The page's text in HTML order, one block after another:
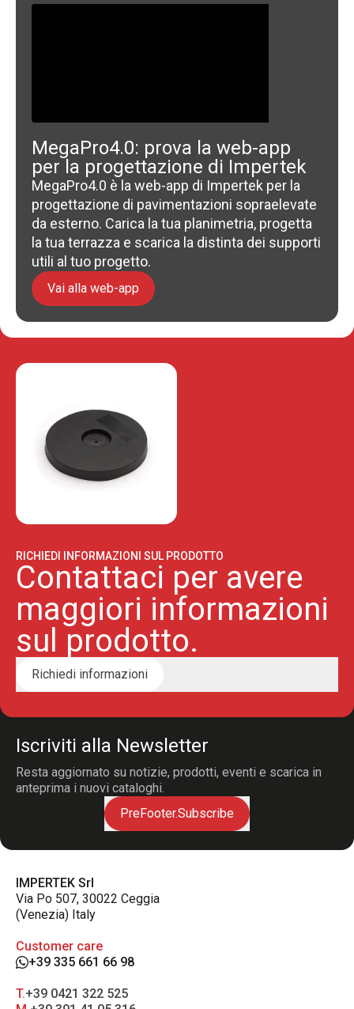
MegaPro4.0: prova la web-app
per la progettazione di Impertek
MegaPro4.0 è la web-app di Impertek per la
progettazione di pavimentazioni sopraelevate
da esterno. Carica la tua planimetria, progetta
la tua terrazza e scarica la distinta dei supporti
utili al tuo progetto.
Vai alla web-app
RICHIEDI INFORMAZIONI SUL PRODOTTO
Contattaci per avere
maggiori informazioni
sul prodotto.
Richiedi informazioni
Iscriviti alla Newsletter
Resta aggiornato su notizie, prodotti, eventi e scarica in
anteprima i nuovi cataloghi.
PreFooter.Subscribe
IMPERTEK Srl
Via Po 507, 30022 Ceggia
(Venezia) Italy
Customer care
+39 335 661 66 98
T.+39 0421 322 525